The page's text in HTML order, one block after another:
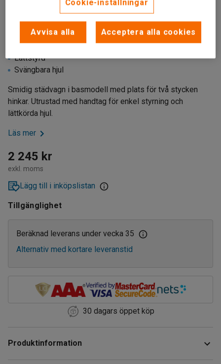
Kompakt
Lättstyrd
Svängbara hjul
Smidig städvagn i basmodell med plats för två stycken
hinkar. Utrustad med handtag för enkel styrning och
lättkörda hjul.
Läs mer
2 245 kr
exkl. moms
Lägg till i inköpslistan
Tillgänglighet
Beräknad leverans under vecka 35
Alternativ med kortare leveranstid
30 dagars öppet köp
Produktinformation
Cookie-inställningar
Avvisa alla Acceptera alla cookies